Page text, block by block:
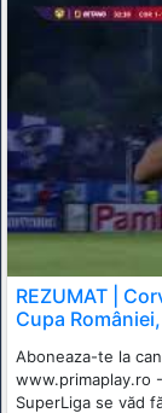
REZUMAT |
Cupa
Aboneaza-te la
www.primaplay.ro
SuperLiga se văd